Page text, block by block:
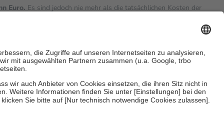
Euro. Es sind jedoch nie mehr als die tatsächlichen Kosten der
Zuzahlungenan bei: